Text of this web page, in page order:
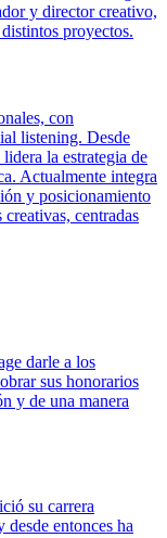
y director creativo,
proyectos.
con
listening. Desde
la estrategia de
Actualmente integra
y posicionamiento
centradas
darle a los
sus honorarios
y de una manera
su carrera
entonces ha